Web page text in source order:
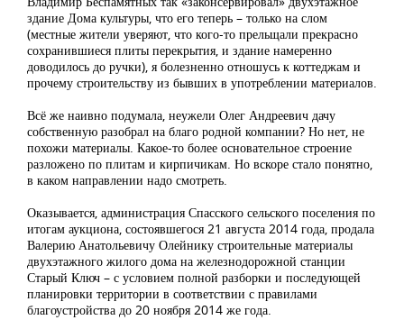
здание Дома культуры, что его теперь – только на слом
(местные жители уверяют, что кого-то прельщали прекрасно
сохранившиеся плиты перекрытия, и здание намеренно
доводилось до ручки), я болезненно отношусь к коттеджам и
прочему строительству из бывших в употреблении материалов.
Всё же наивно подумала, неужели Олег Андреевич дачу
собственную разобрал на благо родной компании? Но нет, не
похожи материалы. Какое-то более основательное строение
разложено по плитам и кирпичикам. Но вскоре стало понятно,
в каком направлении надо смотреть.
Оказывается, администрация Спасского сельского поселения по
итогам аукциона, состоявшегося 21 августа 2014 года, продала
Валерию Анатольевичу Олейнику строительные материалы
двухэтажного жилого дома на железнодорожной станции
Старый Ключ – с условием полной разборки и последующей
планировки территории в соответствии с правилами
благоустройства до 20 ноября 2014 же года.